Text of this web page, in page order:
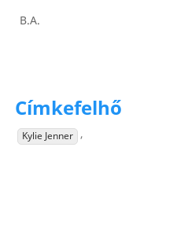
B.A.
Címkefelhő
Kylie Jenner ,